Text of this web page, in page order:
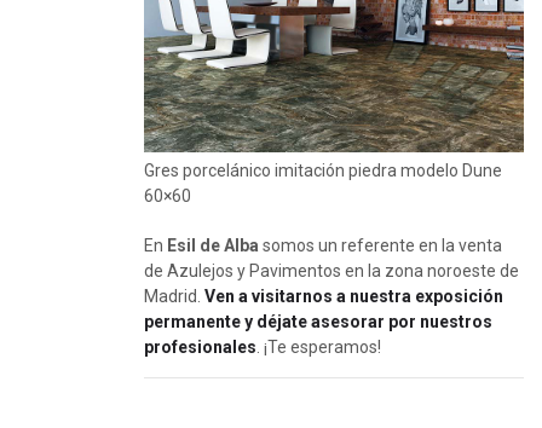
Gres porcelánico imitación piedra modelo Dune
60×60
En Esil de Alba somos un referente en la venta
de Azulejos y Pavimentos en la zona noroeste de
Madrid. Ven a visitarnos a nuestra exposición
permanente y déjate asesorar por nuestros
profesionales. ¡Te esperamos!